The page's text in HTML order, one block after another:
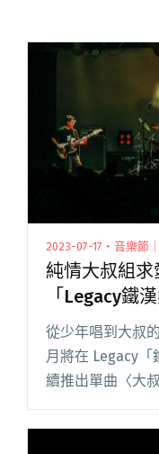
2023-07-17・音樂節
純情大叔組
「Legacy鐵
從少年唱到大叔
月將在 Legacy
續推出單曲〈大
演唱會打造最終